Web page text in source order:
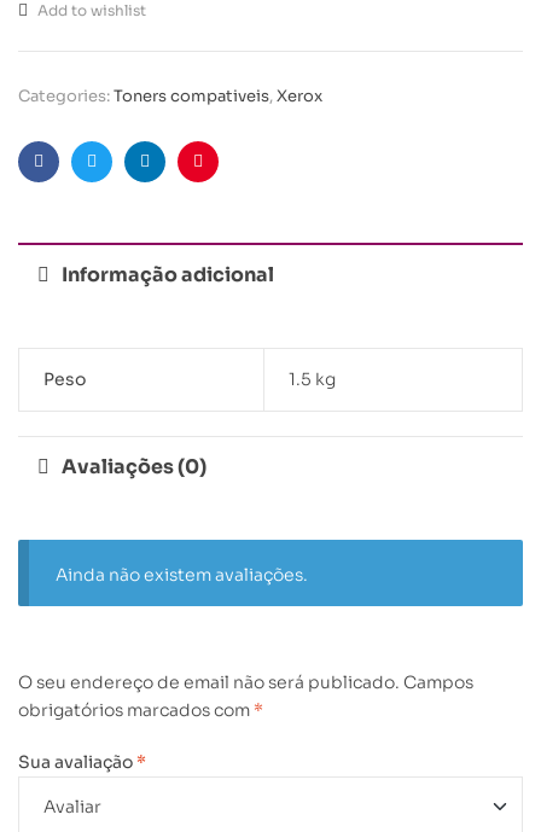
Add to wishlist
Categories:Toners compativeis,Xerox
FacebookTwitterLinkedinPinterest
Informação adicional
Peso 1.5 kg
Avaliações (0)
Ainda não existem avaliações.
O seu endereço de email não será publicado. Campos
obrigatórios marcados com *
Sua avaliação *